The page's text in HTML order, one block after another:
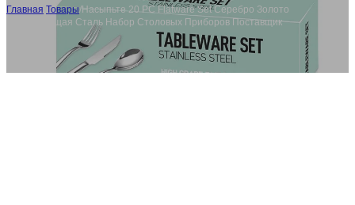
Главная Товары/Насыпьте 20 PC Flatware Set Серебро Золото
Нержавеющая Сталь Набор Столовых Приборов Поставщик